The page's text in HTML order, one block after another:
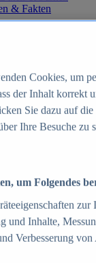
& Fakten
in
und weltweit
in
in
Handel in
Cookies, um
der Inhalt korrekt
Sie dazu auf
Ihre Besuche
um Folgendes
und Inhalte,
Verbesserung von